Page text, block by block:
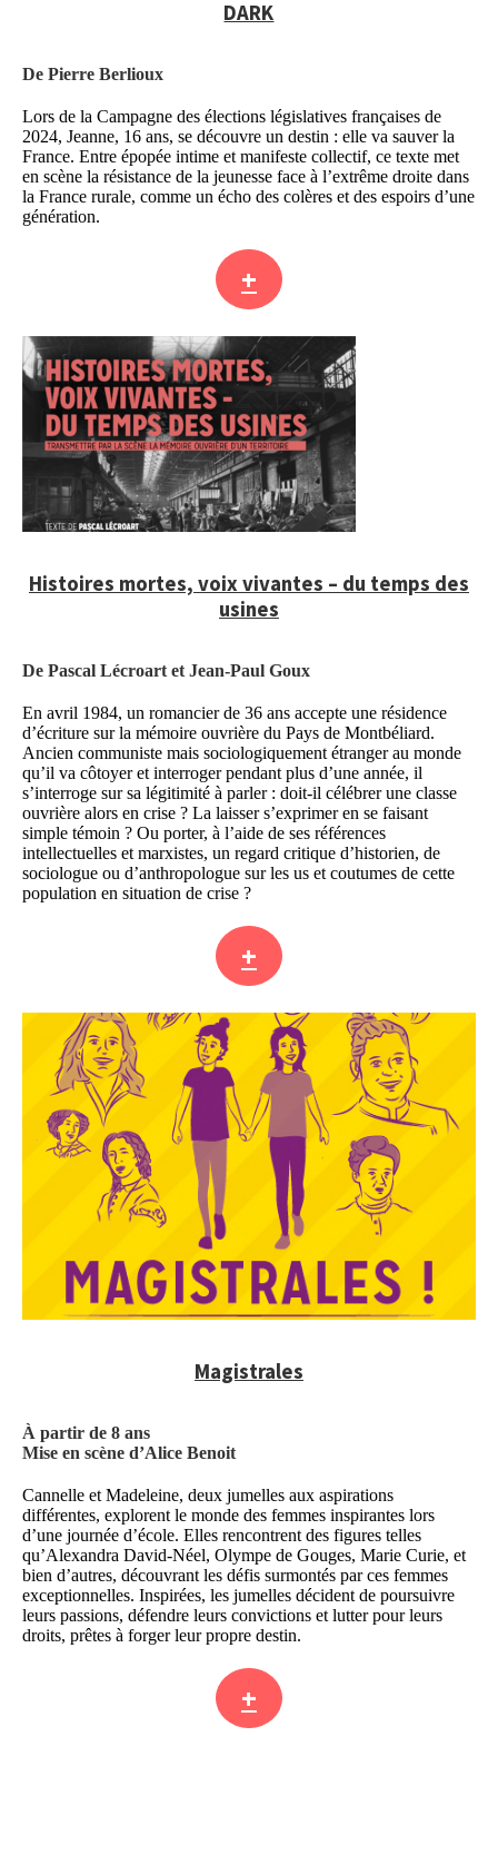
DARK
De Pierre Berlioux
Lors de la Campagne des élections législatives françaises de
2024, Jeanne, 16 ans, se découvre un destin : elle va sauver la
France. Entre épopée intime et manifeste collectif, ce texte met
en scène la résistance de la jeunesse face à l’extrême droite dans
la France rurale, comme un écho des colères et des espoirs d’une
génération.
+
Histoires mortes, voix vivantes – du temps des
usines
De Pascal Lécroart et Jean-Paul Goux
En avril 1984, un romancier de 36 ans accepte une résidence
d’écriture sur la mémoire ouvrière du Pays de Montbéliard.
Ancien communiste mais sociologiquement étranger au monde
qu’il va côtoyer et interroger pendant plus d’une année, il
s’interroge sur sa légitimité à parler : doit-il célébrer une classe
ouvrière alors en crise ? La laisser s’exprimer en se faisant
simple témoin ? Ou porter, à l’aide de ses références
intellectuelles et marxistes, un regard critique d’historien, de
sociologue ou d’anthropologue sur les us et coutumes de cette
population en situation de crise ?
+
Magistrales
À partir de 8 ans
Mise en scène d’Alice Benoit
Cannelle et Madeleine, deux jumelles aux aspirations
différentes, explorent le monde des femmes inspirantes lors
d’une journée d’école. Elles rencontrent des figures telles
qu’Alexandra David-Néel, Olympe de Gouges, Marie Curie, et
bien d’autres, découvrant les défis surmontés par ces femmes
exceptionnelles. Inspirées, les jumelles décident de poursuivre
leurs passions, défendre leurs convictions et lutter pour leurs
droits, prêtes à forger leur propre destin.
+